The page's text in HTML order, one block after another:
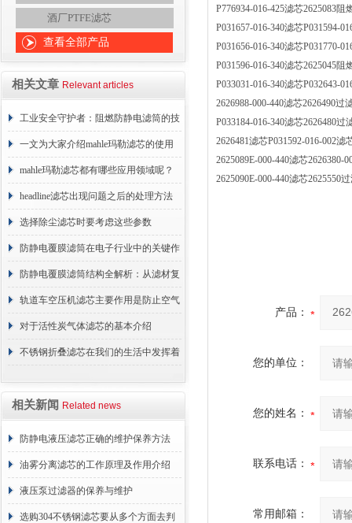
酒厂PTFE滤芯
查看全部产品
相关文章 Relevant articles
工业安全守护者：阻燃防静电滤筒的技
术原理与应用解析
一文为大家介绍mahle玛勒滤芯的使用
原理
mahle玛勒滤芯都有哪些应用领域呢？
headline滤芯出现问题之后的处理方法
分享
选择除尘滤芯时要考虑这些参数
防静电覆膜滤筒在电子行业中的关键作
用
防静电覆膜滤筒结构全解析：从滤材复
合到整体成型
轨道车空压机滤芯主要作用是防止空气
中的杂质和油脂浓度升高
对于活性炭气体滤芯的基本介绍
不锈钢折叠滤芯在我们的生活中发挥着
相关新闻 Related news
防静电液压滤芯正确的维护保养方法
油雾分离滤芯的工作原理及作用介绍
液压泵过滤器的保养与维护
选购304不锈钢滤芯要从多个方面去判
P776934-016-425滤芯2625083
P031657-016-340滤芯P031594-
P031656-016-340滤芯P031770-
P031596-016-340滤芯2625045
P033031-016-340滤芯P032643-
2626988-000-440滤芯2626490过
P033184-016-340滤芯2626480过
2626481滤芯P031592-016-002
2625089E-000-440滤芯2626380-
2625090E-000-440滤芯2625550
产品：
您的单位：
您的姓名：
联系电话：
常用邮箱：